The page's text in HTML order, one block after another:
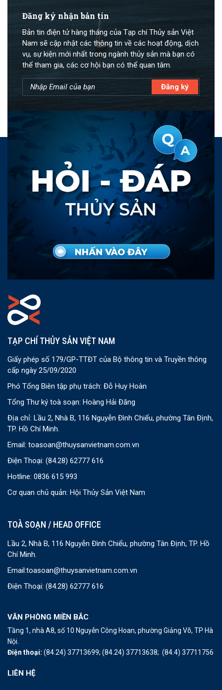
Đăng ký nhận bản tin
Bản tin điện tử hàng tháng của Tạp chí Thủy sản Việt
Nam sẽ cập nhật các thông tin về các hoạt động, dịch
vụ, sự kiện mới nhất trong ngành thủy sản mà bạn có
thể tham gia, các cơ hội bạn có thể quan tâm.
TẠP CHÍ THỦY SẢN VIỆT NAM
Giấy phép số 179/GP-TTĐT của Bộ thông tin và Truyền thông
cấp ngày 25/09/2020
Phó Tổng Biên tập phụ trách: Đỗ Huy Hoàn
Tổng Thư ký toà soạn: Hoàng Hải Đăng
Địa chỉ: Lầu 2, Nhà B, 116 Nguyễn Đình Chiểu, phường Tân Định,
TP. Hồ Chí Minh.
Email: toasoan@thuysanvietnam.com.vn
Điện Thoại: (84.28) 62777 616
Hotline: 0836 615 993
Cơ quan chủ quản: Hội Thủy Sản Việt Nam
TOÀ SOẠN / HEAD OFFICE
Lầu 2, Nhà B, 116 Nguyễn Đình Chiểu, phường Tân Định, TP. Hồ
Chí Minh.
Email:toasoan@thuysanvietnam.com.vn
Điện Thoại: (84.28) 62777 616
VĂN PHÒNG MIỀN BẮC
Tầng 1, nhà A8, số 10 Nguyễn Công Hoan, phường Giảng Võ, TP Hà
Nội.
Điện thoại: (84.24) 37713699; (84.24) 37713638; (84.4) 37711756
LIÊN HỆ